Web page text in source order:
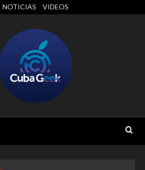
NOTICIAS VIDEOS